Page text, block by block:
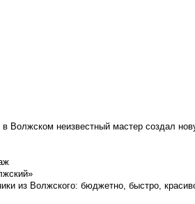
Волжском неизвестный мастер создал
из Волжского: бюджетно, быстро,